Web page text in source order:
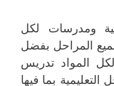
ومدرسات لكل
المراحل بفضل
المواد تدريس
بما فيها